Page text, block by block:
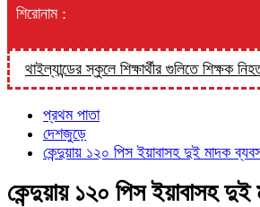
শিরোনাম :
থাইল্যান্ডের স্কুলে শিক্ষার্থীর গুলিতে শিক্ষক
প্রথম পাতা
দেশজুড়ে
কেন্দুয়ায় ১২০ পিস ইয়াবাসহ দুই মাদক
কেন্দুয়ায় ১২০ পিস ইয়াবাসহ দুই